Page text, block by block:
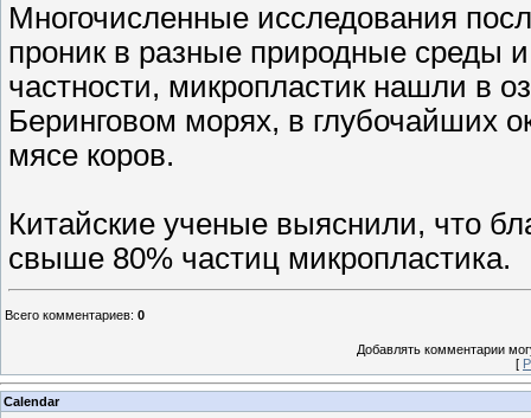
Многочисленные исследования
проник в разные природные среды
частности, микропластик нашли в
Беринговом морях, в глубочайших
мясе коров.
Китайские ученые выяснили, что
свыше 80% частиц микропластика.
Всего комментариев: 0
Добавлять комментарии
[
Calendar